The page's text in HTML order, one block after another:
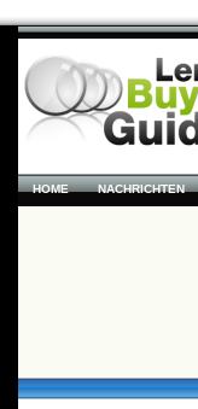
HOME NACHRICHTEN